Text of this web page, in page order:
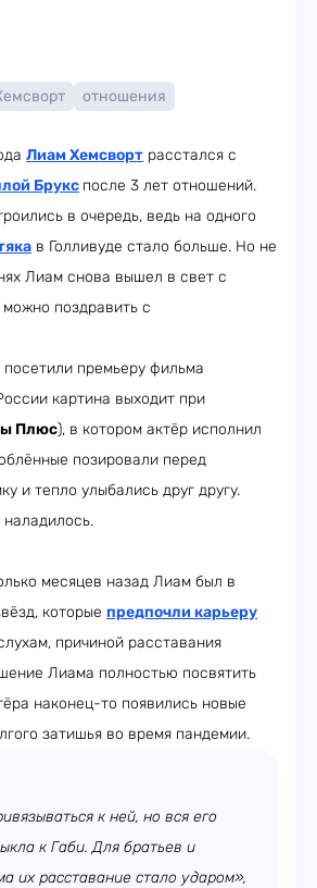
отношения
Лиам Хемсворт расстался с
Брукс после 3 лет отношений.
в очередь, ведь на одного
в Голливуде стало больше. Но не
Лиам снова вышел в свет с
поздравить с
премьеру фильма
картина выходит при
Плюс), в котором актёр исполнил
позировали перед
и тепло улыбались друг другу.
месяцев назад Лиам был в
которые предпочли карьеру
причиной расставания
Лиама полностью посвятить
наконец-то появились новые
затишья во время пандемии.
к ней, но вся его
к Габи. Для братьев и
их расставание стало ударом»,